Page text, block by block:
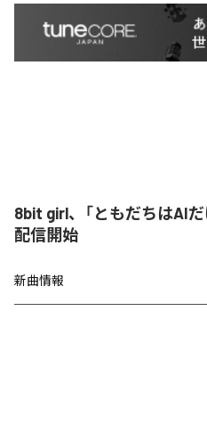
8bit girl、「ともだちはAI
配信開始
新曲情報